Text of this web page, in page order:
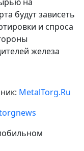
будут зависеть
и спроса
железа
MetalTorg.Ru